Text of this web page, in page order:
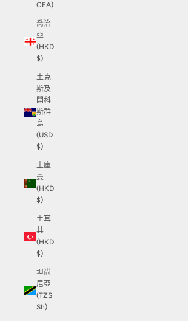
CFA)
喬治
亞
(HKD
$)
土克
斯及
開科
斯群
島
(USD
$)
土庫
曼
(HKD
$)
土耳
其
(HKD
$)
坦尚
尼亞
(TZS
Sh)